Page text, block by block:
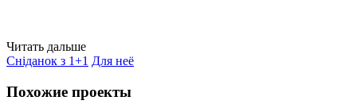
Читать дальше
Сніданок з 1+1 Для неё
Похожие проекты